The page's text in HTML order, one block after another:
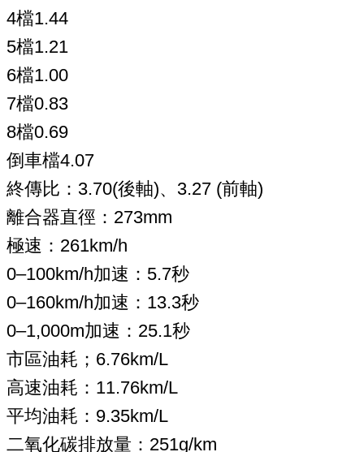
4檔1.44
5檔1.21
6檔1.00
7檔0.83
8檔0.69
倒車檔4.07
終傳比：3.70(後軸)、3.27 (前軸)
離合器直徑：273mm
極速：261km/h
0–100km/h加速：5.7秒
0–160km/h加速：13.3秒
0–1,000m加速：25.1秒
市區油耗；6.76km/L
高速油耗：11.76km/L
平均油耗：9.35km/L
二氧化碳排放量：251g/km